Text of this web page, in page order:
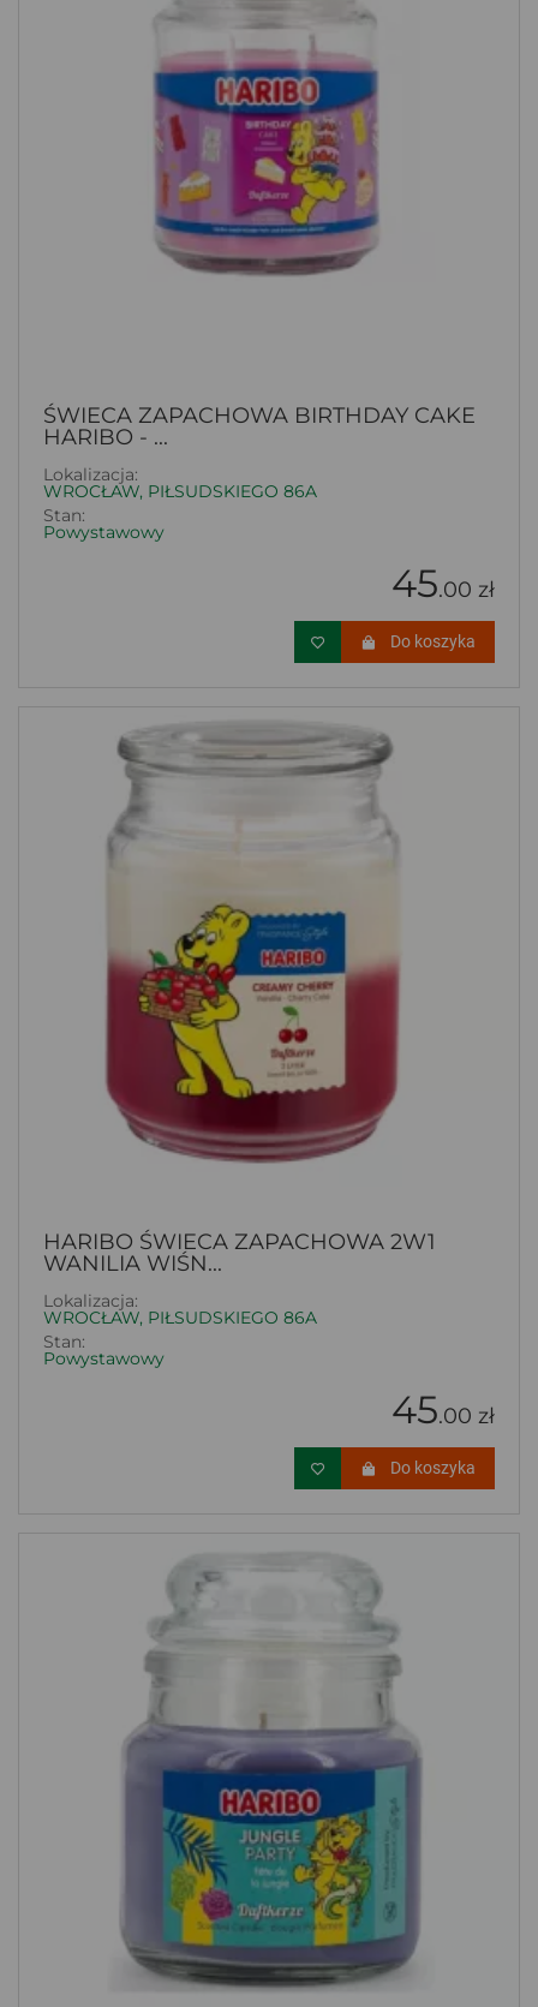
ŚWIECA ZAPACHOWA BIRTHDAY CAKE
HARIBO - ...
Lokalizacja:
WROCŁAW, PIŁSUDSKIEGO 86A
Stan:
Powystawowy
45.00 zł
Do koszyka
HARIBO ŚWIECA ZAPACHOWA 2W1
WANILIA WIŚN...
Lokalizacja:
WROCŁAW, PIŁSUDSKIEGO 86A
Stan:
Powystawowy
45.00 zł
Do koszyka